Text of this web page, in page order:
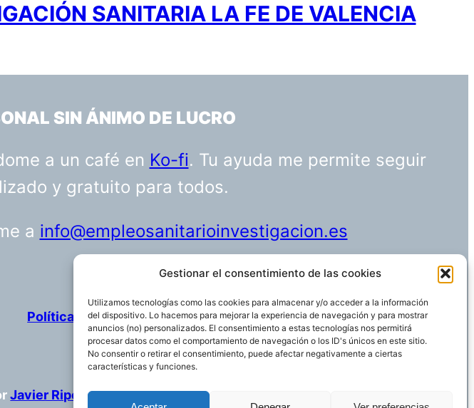
Gestionar el consentimiento de las cookies
Utilizamos tecnologías como las cookies para almacenar y/o acceder a la información
del dispositivo. Lo hacemos para mejorar la experiencia de navegación y para mostrar
anuncios (no) personalizados. El consentimiento a estas tecnologías nos permitirá
procesar datos como el comportamiento de navegación o los ID's únicos en este sitio.
No consentir o retirar el consentimiento, puede afectar negativamente a ciertas
características y funciones.
SANITARIA LA FE DE VALENCIA
SIN ÁNIMO DE LUCRO
a un café en Ko-fi. Tu ayuda me permite seguir
y gratuito para todos.
a info@empleosanitarioinvestigacion.es
Política de cookies Funciona gracias aWordPress
Javier Ripoll